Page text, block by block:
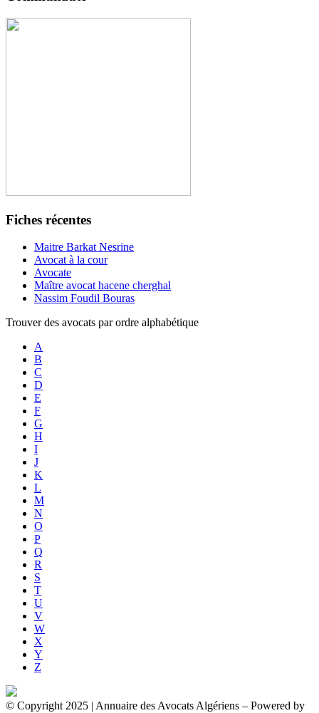
Fiches récentes
Maitre Barkat Nesrine
Avocat à la cour
Avocate
Maître avocat hacene cherghal
Nassim Foudil Bouras
Trouver des avocats par ordre alphabétique
A
B
C
D
E
F
G
H
I
J
K
L
M
N
O
P
Q
R
S
T
U
V
W
X
Y
Z
© Copyright 2025 | Annuaire des Avocats Algériens – Powered by